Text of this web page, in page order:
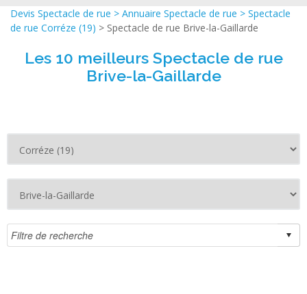
Devis Spectacle de rue > Annuaire Spectacle de rue > Spectacle
de rue Corréze (19) > Spectacle de rue Brive-la-Gaillarde
Les 10 meilleurs Spectacle de rue
Brive-la-Gaillarde